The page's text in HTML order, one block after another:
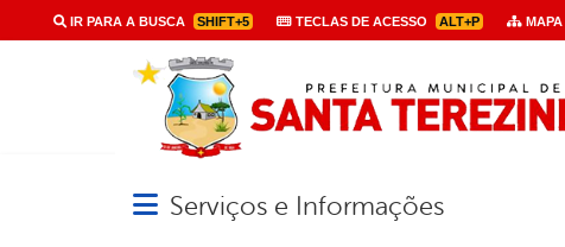
IR PARA A BUSCA SHIFT+5 TECLAS DE ACESSO ALT+P
Abrir menu principal de navegação
Serviços e Informações